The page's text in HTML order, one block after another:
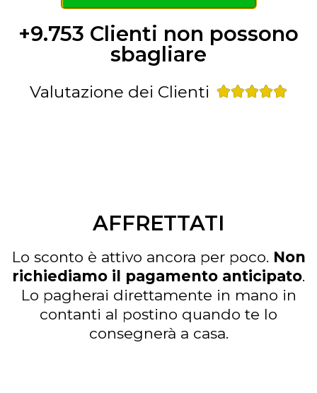
+9.753 Clienti non possono
sbagliare
Valutazione dei Clienti 
AFFRETTATI
Lo sconto è attivo ancora per poco. Non
richiediamo il pagamento anticipato.
Lo pagherai direttamente in mano in
contanti al postino quando te lo
consegnerà a casa.